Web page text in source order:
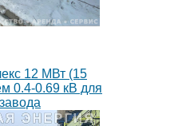
12 МВт (15
0.4-0.69 кВ для